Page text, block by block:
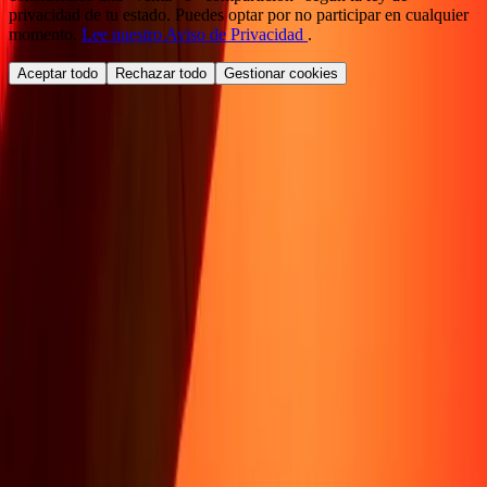
privacidad de tu estado. Puedes optar por no participar en cualquier
momento. Lee nuestro Aviso de Privacidad .
Aceptar todo Rechazar todo Gestionar cookies